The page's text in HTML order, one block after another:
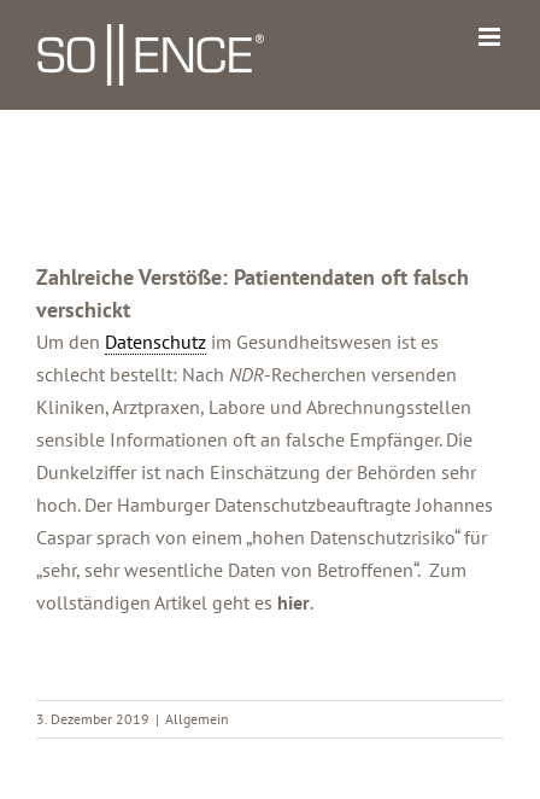
Inhalt
springen
Zahlreiche Verstöße: Patientendaten oft falsch
verschickt
Um den Datenschutz im Gesundheitswesen ist es
schlecht bestellt: Nach NDR-Recherchen versenden
Kliniken, Arztpraxen, Labore und Abrechnungsstellen
sensible Informationen oft an falsche Empfänger. Die
Dunkelziffer ist nach Einschätzung der Behörden sehr
hoch. Der Hamburger Datenschutzbeauftragte Johannes
Caspar sprach von einem „hohen Datenschutzrisiko“ für
„sehr, sehr wesentliche Daten von Betroffenen“. Zum
vollständigen Artikel geht es hier.
3. Dezember 2019 | Allgemein